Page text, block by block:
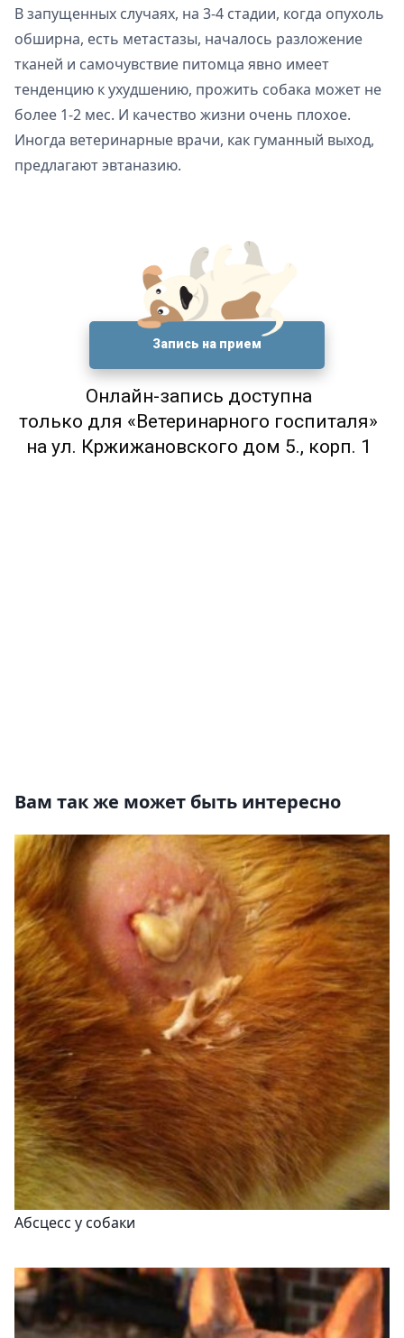
В запущенных случаях, на 3-4 стадии, когда опухоль
обширна, есть метастазы, началось разложение
тканей и самочувствие питомца явно имеет
тенденцию к ухудшению, прожить собака может не
более 1-2 мес. И качество жизни очень плохое.
Иногда ветеринарные врачи, как гуманный выход,
предлагают эвтаназию.
Онлайн-запись доступна
только для «Ветеринарного госпиталя»
на ул. Кржижановского дом 5., корп. 1
Запись на прием
Вам так же может быть интересно
Абсцесс у собаки